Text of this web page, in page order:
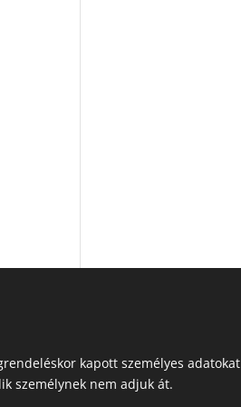
kapott személyes adatokat
személynek nem adjuk át.